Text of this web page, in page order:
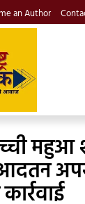
an Author
महुआ